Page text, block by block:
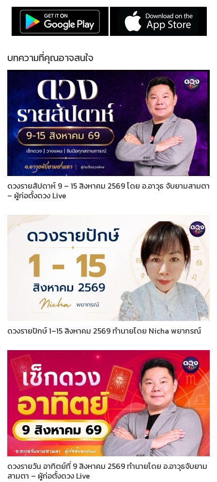
บทความที่คุณอาจสนใจ
ดวงรายสัปดาห์ 9 – 15 สิงหาคม 2569 โดย อ.อาวุธ จับยามสามตา
– ผู้ก่อตั้งดวง Live
ดวงรายปักษ์ 1–15 สิงหาคม 2569 ทำนายโดย Nicha พยากรณ์
ดวงรายวัน อาทิตย์ที่ 9 สิงหาคม 2569 ทำนายโดย อ.อาวุธจับยาม
สามตา – ผู้ก่อตั้งดวง Live